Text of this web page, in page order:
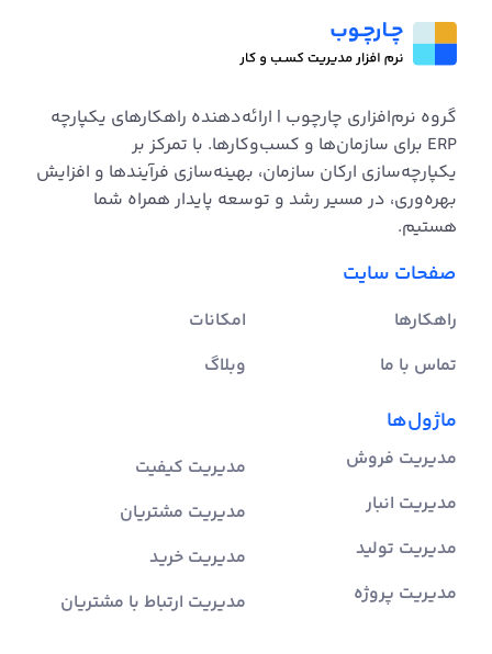
گروه نرم‌افزاری چارچوب | ارائه‌دهنده راهکارهای یکپارچه
ERP برای سازمان‌ها و کسب‌وکارها. با تمرکز بر
یکپارچه‌سازی ارکان سازمان، بهینه‌سازی فرآیندها و افزایش
بهره‌وری، در مسیر رشد و توسعه پایدار همراه شما
هستیم.
صفحات سایت
راهکارها
امکانات
تماس با ما
وبلاگ
ماژول‌ها
مدیریت فروش
مدیریت انبار
مدیریت تولید
مدیریت پروژه
مدیریت کیفیت
مدیریت مشتریان
مدیریت خرید
مدیریت ارتباط با مشتریان